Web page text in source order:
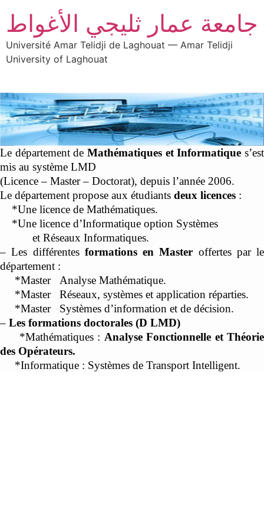
جامعة عمار ثليجي الأغواط
Université Amar Telidji de Laghouat — Amar Telidji
University of Laghouat
Le département de Mathématiques et Informatique s’est
mis au système LMD
(Licence – Master – Doctorat), depuis l’année 2006.
Le département propose aux étudiants deux licences :
*Une licence de Mathématiques.
*Une licence d’Informatique option Systèmes
et Réseaux Informatiques.
– Les différentes formations en Master offertes par le
département :
*Master
Analyse Mathématique.
*Master
Réseaux, systèmes et application réparties.
*Master
Systèmes d’information et de décision.
– Les formations doctorales (D LMD)
*Mathématiques : Analyse Fonctionnelle et Théorie
des Opérateurs.
*Informatique : Systèmes de Transport Intelligent.